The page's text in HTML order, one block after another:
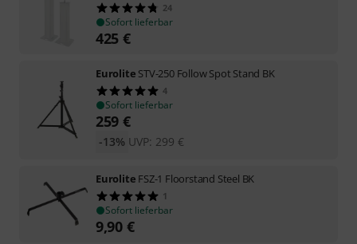
24
Sofort lieferbar
425 €
Eurolite STV-250 Follow Spot Stand BK
4
Sofort lieferbar
259 €
UVP: 299 €
-13%
Eurolite FSZ-1 Floorstand Steel BK
1
Sofort lieferbar
9,90 €